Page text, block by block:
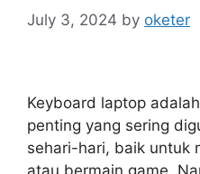
July 3, 2024 by oketer
Keyboard laptop
penting yang sering
sehari-hari, baik untuk